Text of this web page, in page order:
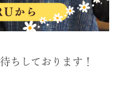
ちしております！